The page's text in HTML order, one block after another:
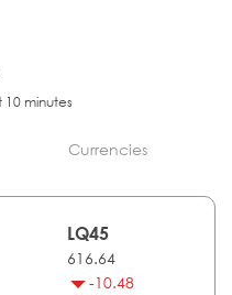
minutes
Currencies
LQ45
616.64
-10.48